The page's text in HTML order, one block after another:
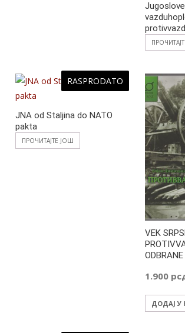
RASPRODATO
JNA od Staljina do NATO
pakta
ПРОЧИТАЈТЕ ЈОШ
VEK
1.900
ДОДАЈ У